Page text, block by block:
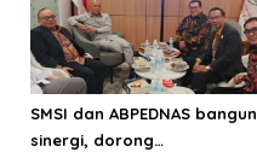
SMSI dan ABPEDNAS bangun
sinergi, dorong